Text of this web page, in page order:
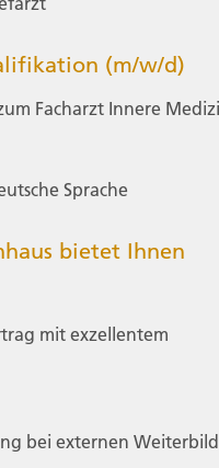
(m/w/d)
Facharzt Innere
Sprache
bietet Ihnen
mit exzellentem
bei externen